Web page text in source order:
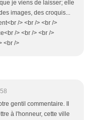
je viens de laisser; elle
images, des croquis...
/> <br /> <br />
/> <br /> <br />
<br />
gentil commentaire. Il
à l'honneur, cette ville